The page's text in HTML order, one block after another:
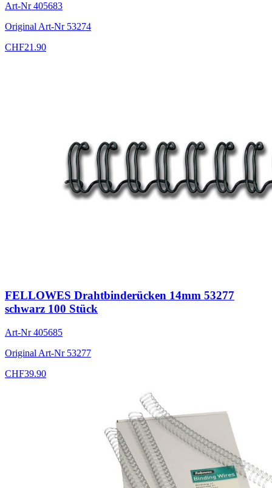
Art-Nr405683
Original Art-Nr 53274
CHF21.90
FELLOWES Drahtbinderücken 14mm 53277
schwarz 100 Stück
Art-Nr405685
Original Art-Nr 53277
CHF39.90